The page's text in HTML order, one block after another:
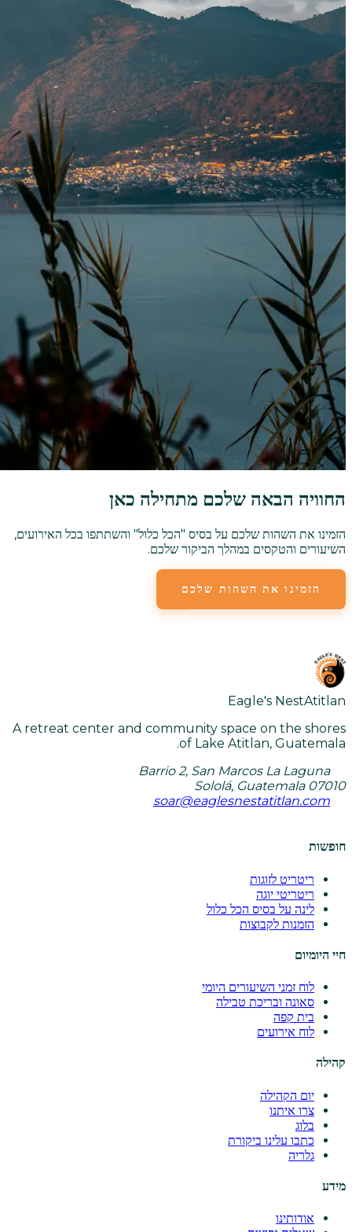
החוויה הבאה שלכם מתחילה כאן
הזמינו את השהות שלכם על בסיס "הכל כלול" והשתתפו בכל האירועים,
השיעורים והטקסים במהלך הביקור שלכם.
הזמינו את השהות שלכם
Eagle's NestAtitlan
A retreat center and community space on the shores
of Lake Atitlan, Guatemala.
Barrio 2, San Marcos La Laguna
Sololá, Guatemala 07010
soar@eaglesnestatitlan.com
חופשות
ריטריט לזוגות
ריטריטי יוגה
לינה על בסיס הכל כלול
הזמנות לקבוצות
חיי היומיום
לוח זמני השיעורים היומי
סאונה ובריכת טבילה
בית קפה
לוח אירועים
קהילה
יום הקהילה
צרו איתנו
בלוג
כתבו עלינו ביקורת
גלריה
מידע
אודותינו